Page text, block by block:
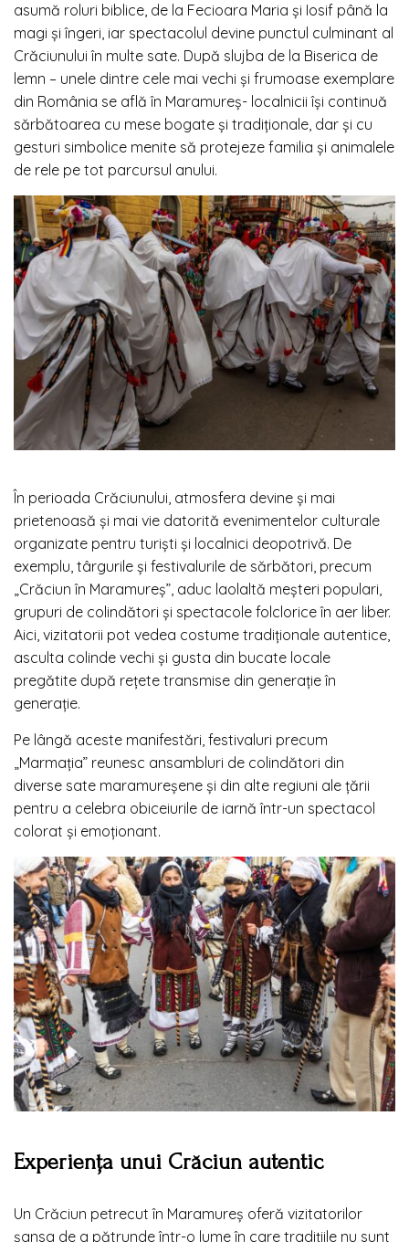
asumă roluri biblice, de la Fecioara Maria și Iosif până la
magi și îngeri, iar spectacolul devine punctul culminant al
Crăciunului în multe sate. După slujba de la Biserica de
lemn – unele dintre cele mai vechi și frumoase exemplare
din România se află în Maramureș- localnicii își continuă
sărbătoarea cu mese bogate și tradiționale, dar și cu
gesturi simbolice menite să protejeze familia și animalele
de rele pe tot parcursul anului.
În perioada Crăciunului, atmosfera devine și mai
prietenoasă și mai vie datorită evenimentelor culturale
organizate pentru turiști și localnici deopotrivă. De
exemplu, târgurile și festivalurile de sărbători, precum
„Crăciun în Maramureș”, aduc laolaltă meșteri populari,
grupuri de colindători și spectacole folclorice în aer liber.
Aici, vizitatorii pot vedea costume tradiționale autentice,
asculta colinde vechi și gusta din bucate locale
pregătite după rețete transmise din generație în
generație.
Pe lângă aceste manifestări, festivaluri precum
„Marmația” reunesc ansambluri de colindători din
diverse sate maramureșene și din alte regiuni ale țării
pentru a celebra obiceiurile de iarnă într-un spectacol
colorat și emoționant.
Experiența unui Crăciun autentic
Un Crăciun petrecut în Maramureș oferă vizitatorilor
șansa de a pătrunde într-o lume în care tradițiile nu sunt